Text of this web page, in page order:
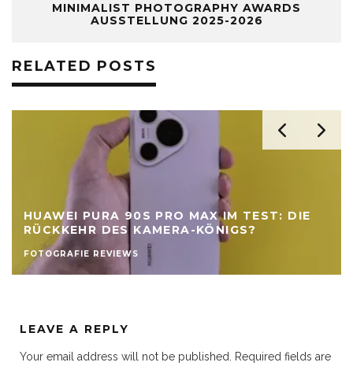
MINIMALIST PHOTOGRAPHY AWARDS
AUSSTELLUNG 2025-2026
RELATED POSTS
HUAWEI PURA 90S PRO MAX IM TEST: DIE
RÜCKKEHR DES KAMERA-KÖNIGS?
FOTOGRAFIE REVIEWS
LEAVE A REPLY
Your email address will not be published.
Required fields are